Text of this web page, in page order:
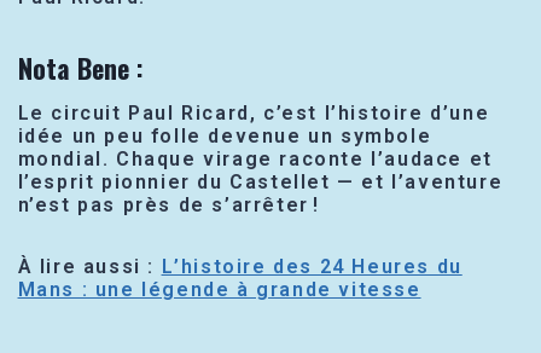
Nota Bene :
Le circuit Paul Ricard, c’est l’histoire d’une
idée un peu folle devenue un symbole
mondial. Chaque virage raconte l’audace et
l’esprit pionnier du Castellet — et l’aventure
n’est pas près de s’arrêter !
À lire aussi : L’histoire des 24 Heures du
Mans : une légende à grande vitesse